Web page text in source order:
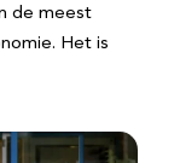
de meest
Het is